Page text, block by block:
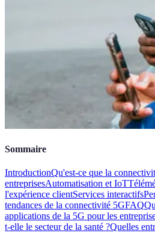
Sommaire
IntroductionQu'est-ce que la
entreprisesAutomatisation et IoT
l'expérience clientServices interactifs
tendances de la connectivité 5GFAQ
applications de la 5G pour les
t-elle le secteur de la santé ?Quelles